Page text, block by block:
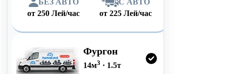
от250 Лей/час
от 225 Лей/час
Фургон
14м3 · 1.5т